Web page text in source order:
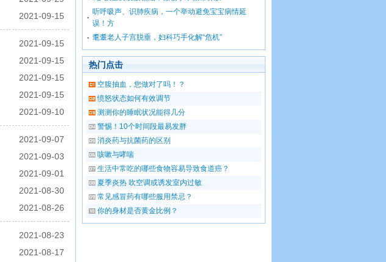
2021-09-15
2021-09-15
2021-09-15
2021-09-15
2021-09-15
2021-09-10
2021-09-07
2021-09-03
2021-09-01
2021-08-30
2021-08-26
2021-08-23
2021-08-17
听呼吸声、识肺疾病，一个举动避免宝宝病情延
误！方
耄耋老人子宫脱垂，妇科巧手化解“危机”
热门点击
空腹抽血，您做对了吗！？
愤怒状态如何有效调节
测测你的睡眠状况能得几分
警惕！10个时间段最易发胖
消炎药与抗菌药的区别
咳嗽与哮喘
生活中常吃的哪些食物容易导致食道癌？
夏季炎热 吹空调或诱发室内过敏
常见感冒药有哪些服用禁忌？
你的身材是否黄金比例？